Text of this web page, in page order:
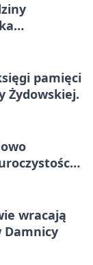
pamięci
Żydowskiej.
wracają
Damnicy